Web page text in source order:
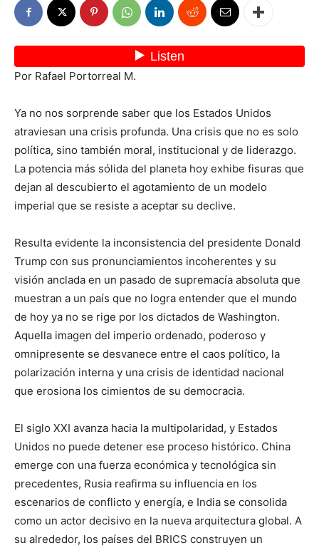
Por Rafael Portorreal M.
Ya no nos sorprende saber que los Estados Unidos
atraviesan una crisis profunda. Una crisis que no es solo
política, sino también moral, institucional y de liderazgo.
La potencia más sólida del planeta hoy exhibe fisuras que
dejan al descubierto el agotamiento de un modelo
imperial que se resiste a aceptar su declive.
Resulta evidente la inconsistencia del presidente Donald
Trump con sus pronunciamientos incoherentes y su
visión anclada en un pasado de supremacía absoluta que
muestran a un país que no logra entender que el mundo
de hoy ya no se rige por los dictados de Washington.
Aquella imagen del imperio ordenado, poderoso y
omnipresente se desvanece entre el caos político, la
polarización interna y una crisis de identidad nacional
que erosiona los cimientos de su democracia.
El siglo XXI avanza hacia la multipolaridad, y Estados
Unidos no puede detener ese proceso histórico. China
emerge con una fuerza económica y tecnológica sin
precedentes, Rusia reafirma su influencia en los
escenarios de conflicto y energía, e India se consolida
como un actor decisivo en la nueva arquitectura global. A
su alrededor, los países del BRICS construyen un